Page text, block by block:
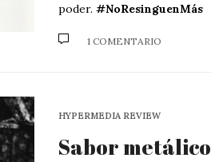
poder. #NoResinguenMás
1 COMENTARIO
HYPERMEDIA REVIEW
Sabor metálico